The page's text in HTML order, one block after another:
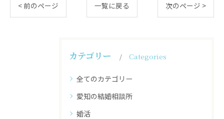
< 前のページ 一覧に戻る 次のページ >
カテゴリー Categories
全てのカテゴリー
愛知の結婚相談所
婚活